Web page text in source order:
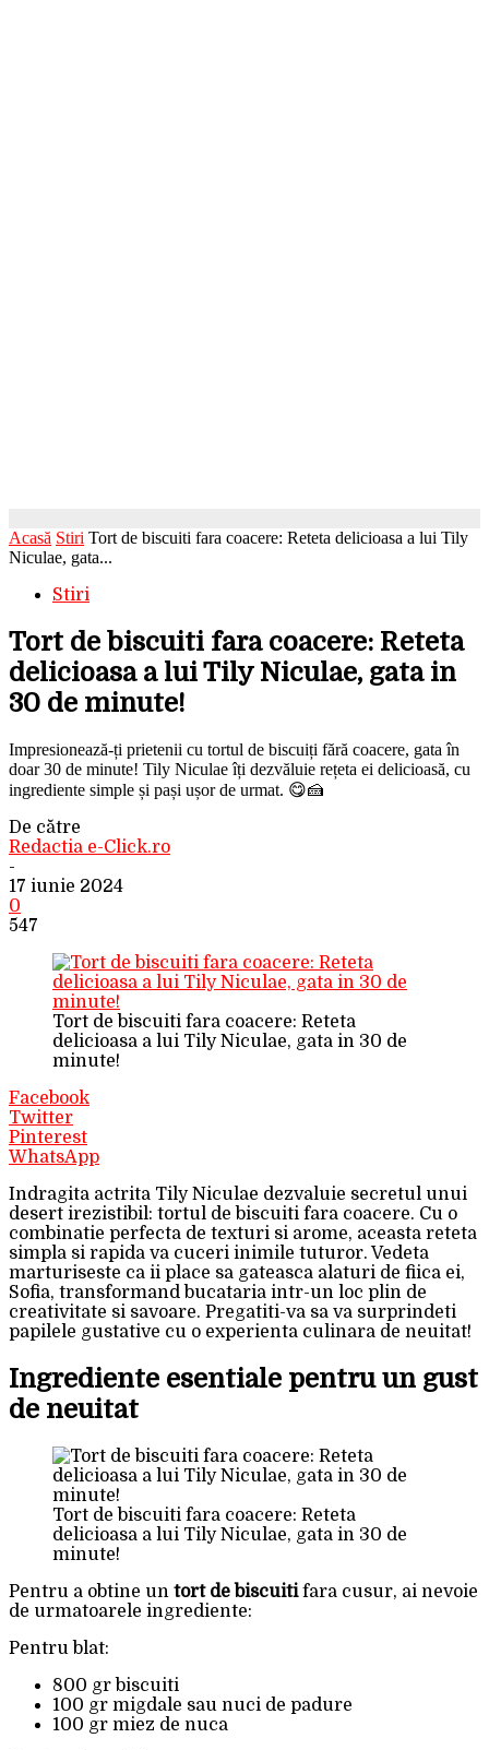
Acasă Stiri Tort de biscuiti fara coacere: Reteta delicioasa a lui Tily
Niculae, gata...
Stiri
Tort de biscuiti fara coacere: Reteta
delicioasa a lui Tily Niculae, gata in
30 de minute!
Impresionează-ți prietenii cu tortul de biscuiți fără coacere, gata în
doar 30 de minute! Tily Niculae îți dezvăluie rețeta ei delicioasă, cu
ingrediente simple și pași ușor de urmat. 😋🍰
De către
Redactia e-Click.ro
-
17 iunie 2024
0
547
Tort de biscuiti fara coacere: Reteta
delicioasa a lui Tily Niculae, gata in 30 de
minute!
Facebook
Twitter
Pinterest
WhatsApp
Indragita actrita Tily Niculae dezvaluie secretul unui
desert irezistibil: tortul de biscuiti fara coacere. Cu o
combinatie perfecta de texturi si arome, aceasta reteta
simpla si rapida va cuceri inimile tuturor. Vedeta
marturiseste ca ii place sa gateasca alaturi de fiica ei,
Sofia, transformand bucataria intr-un loc plin de
creativitate si savoare. Pregatiti-va sa va surprindeti
papilele gustative cu o experienta culinara de neuitat!
Ingrediente esentiale pentru un gust
de neuitat
Tort de biscuiti fara coacere: Reteta
delicioasa a lui Tily Niculae, gata in 30 de
minute!
Pentru a obtine un tort de biscuitifara cusur, ai nevoie
de urmatoarele ingrediente:
Pentru blat:
800 gr biscuiti
100 gr migdale sau nuci de padure
100 gr miez de nuca